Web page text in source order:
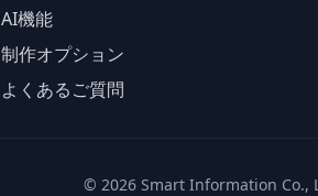
AI機能
制作オプション
よくあるご質問
© 2026 Smart Information Co.,